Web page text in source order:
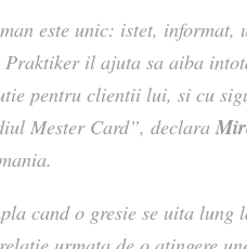
este unic: istet, informat,
Praktiker il ajuta sa aiba
pentru clientii lui, si cu
Mester Card”, declara
cand o gresie se uita